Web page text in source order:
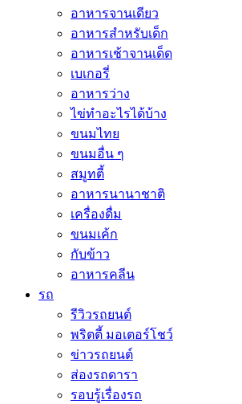
อาหารจานเดียว
อาหารสำหรับเด็ก
อาหารเช้าจานเด็ด
เบเกอรี่
อาหารว่าง
ไข่ทำอะไรได้บ้าง
ขนมไทย
ขนมอื่น ๆ
สมูทตี้
อาหารนานาชาติ
เครื่องดื่ม
ขนมเค้ก
กับข้าว
อาหารคลีน
รถ
รีวิวรถยนต์
พริตตี้ มอเตอร์โชว์
ข่าวรถยนต์
ส่องรถดารา
รอบรู้เรื่องรถ